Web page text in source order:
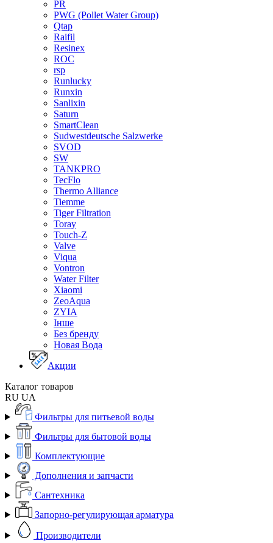
PR
PWG (Pollet Water Group)
Qtap
Raifil
Resinex
ROC
rsp
Runlucky
Runxin
Sanlixin
Saturn
SmartClean
Sudwestdeutsche Salzwerke
SVOD
SW
TANKPRO
TecFlo
Thermo Alliance
Tiemme
Tiger Filtration
Toray
Touch-Z
Valve
Viqua
Vontron
Water Filter
Xiaomi
ZeoAqua
ZYIA
Інше
Без бренду
Новая Вода
Акции
Каталог товаров
RU UA
Фильтры для питьевой воды
Фильтры для бытовой воды
Комплектующие
Дополнения и запчасти
Сантехника
Запорно-регулирующая арматура
Производители